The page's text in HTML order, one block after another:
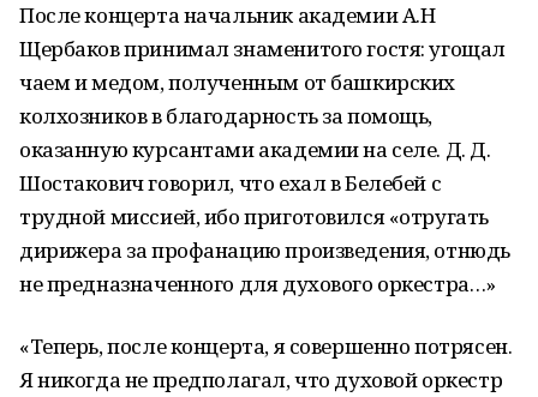
После концерта начальник академии А.Н
Щербаков принимал знаменитого гостя: угощал
чаем и медом, полученным от башкирских
колхозников в благодарность за помощь,
оказанную курсантами академии на селе. Д. Д.
Шостакович говорил, что ехал в Белебей с
трудной миссией, ибо приготовился «отругать
дирижера за профанацию произведения, отнюдь
не предназначенного для духового оркестра…»
«Теперь, после концерта, я совершенно потрясен.
Я никогда не предполагал, что духовой оркестр